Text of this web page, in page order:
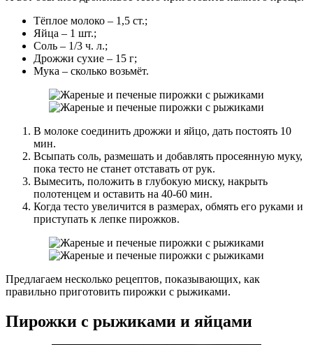
Тёплое молоко – 1,5 ст.;
Яйца – 1 шт.;
Соль – 1/3 ч. л.;
Дрожжи сухие – 15 г;
Мука – сколько возьмёт.
В молоке соединить дрожжи и яйцо, дать постоять 10
мин.
Всыпать соль, размешать и добавлять просеянную муку,
пока тесто не станет отставать от рук.
Вымесить, положить в глубокую миску, накрыть
полотенцем и оставить на 40-60 мин.
Когда тесто увеличится в размерах, обмять его руками и
приступать к лепке пирожков.
Предлагаем несколько рецептов, показывающих, как
правильно приготовить пирожки с рыжиками.
Пирожки с рыжиками и яйцами